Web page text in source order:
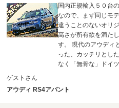
国内正規輸入５０台
なので、まず同じモ
違うことのないオリ
高さが所有欲を満た
す。 現代のアウディ
った、カッチリとし
なく「無骨な」ドイ
ゲストさん
アウディ RS4アバント